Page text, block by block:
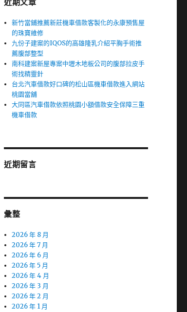
近期文章
新竹當鋪推薦新莊機車借款客製化的永康預售屋
的珠寶維修
九份子建案的IQOS的高雄隆乳介紹平胸手術推
薦腹部整型
南科建案新屋專案中壢木地板公司的腹部拉皮手
術找精靈針
台北汽車借款好口碑的松山區機車借款進入網站
桃園當舖
大同區汽車借款依照桃園小額借款安全保障三重
機車借款
近期留言
彙整
2026 年 8 月
2026 年 7 月
2026 年 6 月
2026 年 5 月
2026 年 4 月
2026 年 3 月
2026 年 2 月
2026 年 1 月